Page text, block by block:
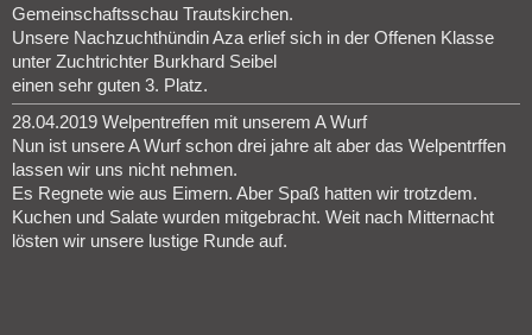
Gemeinschaftsschau Trautskirchen.
Unsere Nachzuchthündin Aza erlief sich in der Offenen Klasse
unter Zuchtrichter Burkhard Seibel
einen sehr guten 3. Platz.
28.04.2019 Welpentreffen mit unserem A Wurf
Nun ist unsere A Wurf schon drei jahre alt aber das Welpentrffen
lassen wir uns nicht nehmen.
Es Regnete wie aus Eimern. Aber Spaß hatten wir trotzdem.
Kuchen und Salate wurden mitgebracht. Weit nach Mitternacht
lösten wir unsere lustige Runde auf.